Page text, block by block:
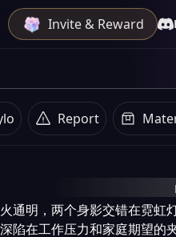
Invite & Reward
Report
通明，两个身影交错在霓虹
陷在工作压力和家庭期望的